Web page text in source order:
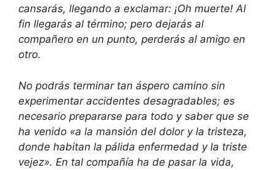
cansarás, llegando a exclamar: ¡Oh muerte! Al
fin llegarás al término; pero dejarás al
compañero en un punto, perderás al amigo en
otro.
No podrás terminar tan áspero camino sin
experimentar accidentes desagradables; es
necesario prepararse para todo y saber que se
ha venido «a la mansión del dolor y la tristeza,
donde habitan la pálida enfermedad y la triste
vejez». En tal compañía ha de pasar la vida,